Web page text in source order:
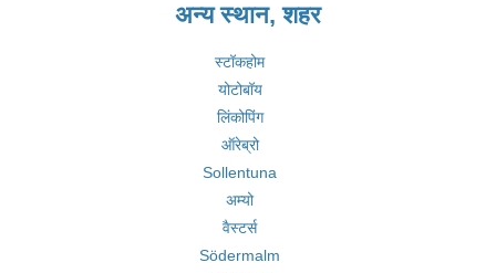
अन्य स्थान, शहर
स्टॉकहोम
योटोबॉय
लिंकोपिंग
ऑरेब्रो
Sollentuna
अम्यो
वैस्टर्स
Södermalm